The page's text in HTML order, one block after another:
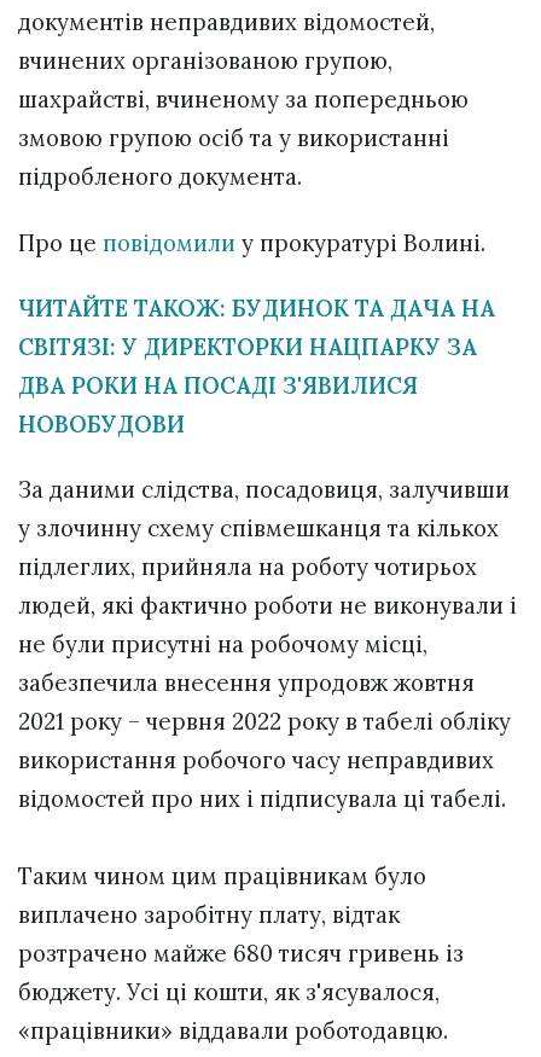
документів неправдивих відомостей,
вчинених організованою групою,
шахрайстві, вчиненому за попередньою
змовою групою осіб та у використанні
підробленого документа.
Про це повідомили у прокуратурі Волині.
ЧИТАЙТЕ ТАКОЖ: БУДИНОК ТА ДАЧА НА
СВІТЯЗІ: У ДИРЕКТОРКИ НАЦПАРКУ ЗА
ДВА РОКИ НА ПОСАДІ З'ЯВИЛИСЯ
НОВОБУДОВИ
За даними слідства, посадовиця, залучивши
у злочинну схему співмешканця та кількох
підлеглих, прийняла на роботу чотирьох
людей, які фактично роботи не виконували і
не були присутні на робочому місці,
забезпечила внесення упродовж жовтня
2021 року – червня 2022 року в табелі обліку
використання робочого часу неправдивих
відомостей про них і підписувала ці табелі.
Таким чином цим працівникам було
виплачено заробітну плату, відтак
розтрачено майже 680 тисяч гривень із
бюджету. Усі ці кошти, як з'ясувалося,
«працівники» віддавали роботодавцю.